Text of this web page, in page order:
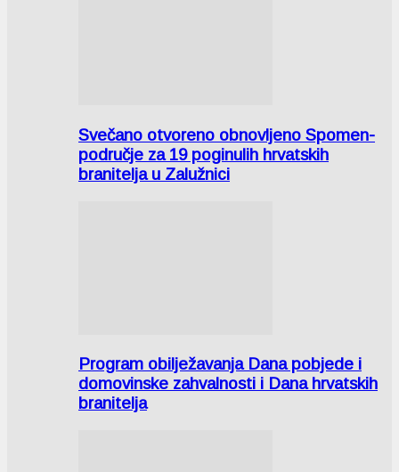
Svečano otvoreno obnovljeno Spomen-
područje za 19 poginulih hrvatskih
branitelja u Zalužnici
Program obilježavanja Dana pobjede i
domovinske zahvalnosti i Dana hrvatskih
branitelja